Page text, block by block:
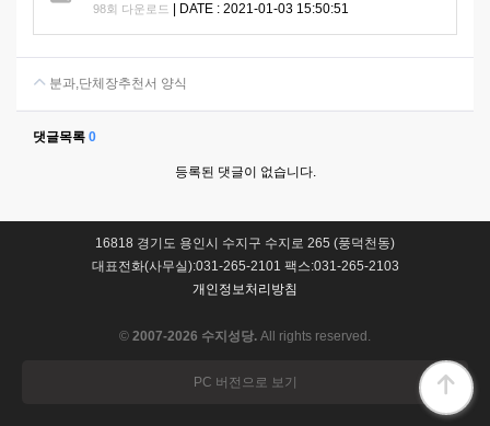
98회 다운로드 DATE : 2021-01-03 15:50:51
분과,단체장추천서 양식
댓글목록 0
등록된 댓글이 없습니다.
16818 경기도 용인시 수지구 수지로 265 (풍덕천동)
대표전화(사무실):031-265-2101 팩스:031-265-2103
개인정보처리방침
© 2007-2026 수지성당. All rights reserved.
PC 버전으로 보기